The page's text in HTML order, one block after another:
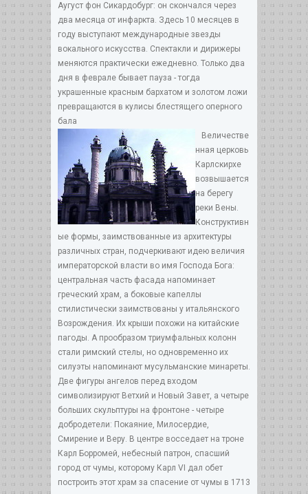
Аугуст фон Сикардобург: он скончался через
два месяца от инфаркта. Здесь 10 месяцев в
году выступают международные звезды
вокального искусства. Спектакли и дирижеры
меняются практически ежедневно. Только два
дня в феврале бывает пауза - тогда
украшенные красным бархатом и золотом ложи
превращаются в кулисы блестящего оперного
бала
Величестве
нная церковь
Карлскирхе
возвышается
на берегу
реки Вены.
Конструктивн
ые формы, заимствованные из архитектуры
различных стран, подчеркивают идею величия
императорской власти во имя Господа Бога:
центральная часть фасада напоминает
греческий храм, а боковые капеллы
стилистически заимствованы у итальянского
Возрождения. Их крыши похожи на китайские
пагоды. А прообразом триумфальных колонн
стали римский стелы, но одновременно их
силуэты напоминают мусульманские минареты.
Две фигуры ангелов перед входом
символизируют Ветхий и Новый Завет, а четыре
больших скульптуры на фронтоне - четыре
добродетели: Покаяние, Милосердие,
Смирение и Веру. В центре восседает на троне
Карл Борромей, небесный патрон, спасший
город от чумы, которому Карл VI дал обет
построить этот храм за спасение от чумы в 1713